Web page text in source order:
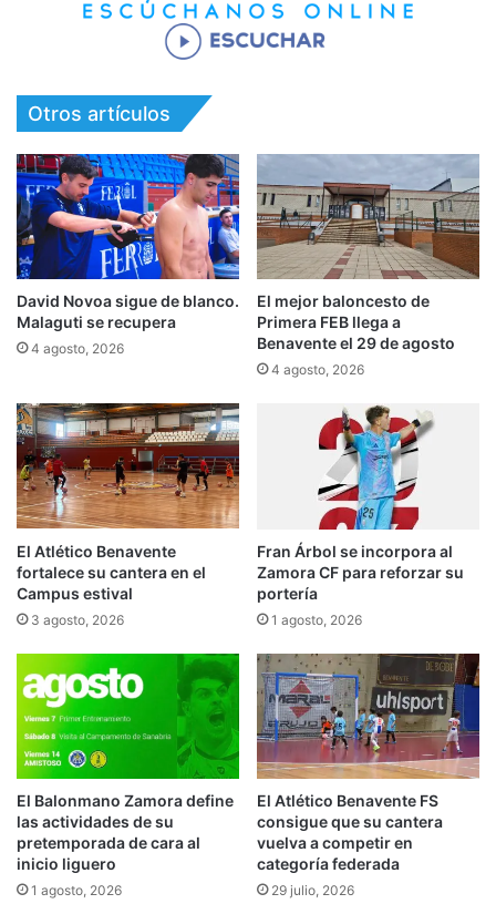
Otros artículos
David Novoa sigue de blanco.
Malaguti se recupera
4 agosto, 2026
El mejor baloncesto de
Primera FEB llega a
Benavente el 29 de agosto
4 agosto, 2026
El Atlético Benavente
fortalece su cantera en el
Campus estival
3 agosto, 2026
Fran Árbol se incorpora al
Zamora CF para reforzar su
portería
1 agosto, 2026
El Balonmano Zamora define
las actividades de su
pretemporada de cara al
inicio liguero
1 agosto, 2026
El Atlético Benavente FS
consigue que su cantera
vuelva a competir en
categoría federada
29 julio, 2026